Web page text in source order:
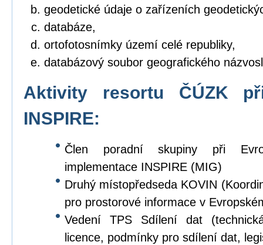
geodetické údaje o zařízeních
databáze,
ortofotosnímky území celé republiky,
databázový soubor geografického
Aktivity resortu ČÚZK
INSPIRE:
Člen poradní skupiny při
implementace INSPIRE (MIG)
Druhý místopředseda KOVIN
pro prostorové informace v
Vedení TPS Sdílení dat
licence, podmínky pro sdílení dat,